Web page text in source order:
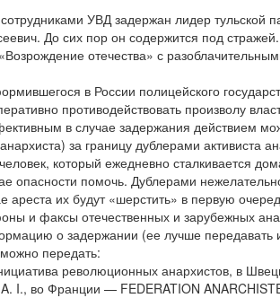
УВД задержан лидер тульской
До сих пор он содержится под
отечества» с
в России полицейского
противодействовать произволу
в случае задержания действием
за границу дублерами активиста
который ежедневно сталкивается
опасности помочь. Дублерами
ареста их будут «шерстить» в первую
и факсы отечественных и зарубежных
о задержании (ее лучше передавать
передать:
революционных анархистов, в
I., во Франции — FEDERATION